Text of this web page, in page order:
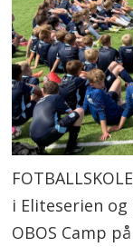
i Eliteserien
OBOS Camp